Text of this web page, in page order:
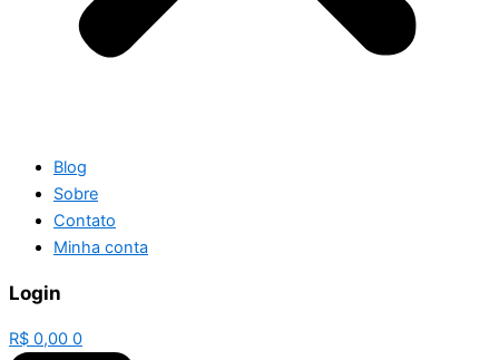
Blog
Sobre
Contato
Minha conta
Login
R$ 0,00 0